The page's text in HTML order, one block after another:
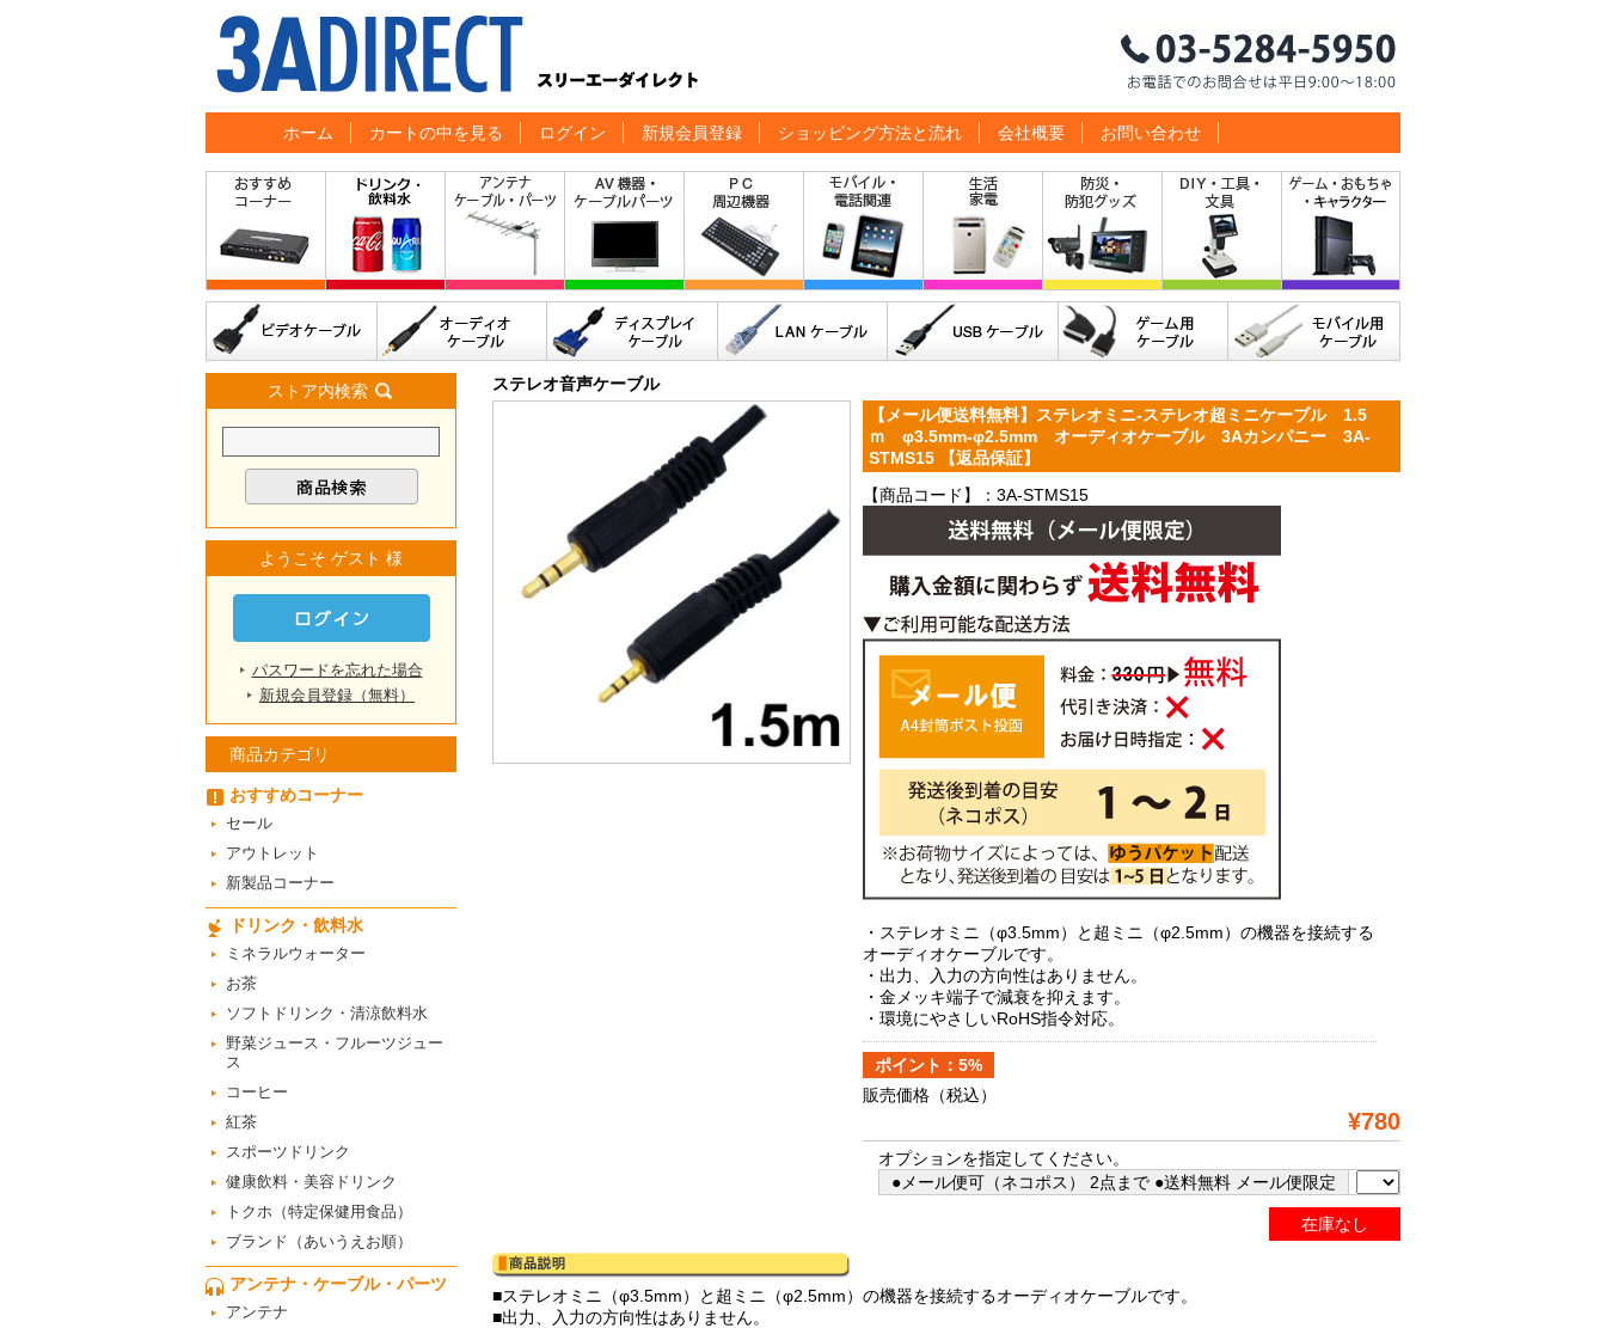
ホーム カートの中を見る ログイン 新規会員登録 ショッピング方法と流れ 会社概要 お問い合わせ
ストア内検索
ようこそ ゲスト 様
パスワードを忘れた場合
新規会員登録（無料）
商品カテゴリ
おすすめコーナー
セール
アウトレット
新製品コーナー
ドリンク・飲料水
ミネラルウォーター
お茶
ソフトドリンク・清涼飲料水
野菜ジュース・フルーツジュー
ス
コーヒー
紅茶
スポーツドリンク
健康飲料・美容ドリンク
トクホ（特定保健用食品）
ブランド（あいうえお順）
アンテナ・ケーブル・パーツ
アンテナ
ステレオ音声ケーブル
【メール便送料無料】ステレオミニ-ステレオ超ミニケーブル 1.5
ｍ φ3.5mm-φ2.5mm オーディオケーブル 3Aカンパニー 3A-
STMS15 【返品保証】
【商品コード】：3A-STMS15
・ステレオミニ（φ3.5mm）と超ミニ（φ2.5mm）の機器を接続する
オーディオケーブルです。
・出力、入力の方向性はありません。
・金メッキ端子で減衰を抑えます。
・環境にやさしいRoHS指令対応。
ポイント：5%
販売価格 （税込）
¥780
オプションを指定してください。
●メール便可（ネコポス） 2点まで ●送料無料 メール便限定
在庫なし
■ステレオミニ（φ3.5mm）と超ミニ（φ2.5mm）の機器を接続するオーディオケーブルです。
■出力、入力の方向性はありません。